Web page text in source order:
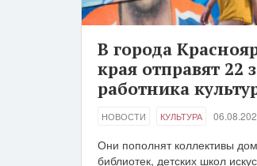
В города
края отправят 22
работника
НОВОСТИ КУЛЬТУРА
Они пополнят коллективы
библиотек, детских школ